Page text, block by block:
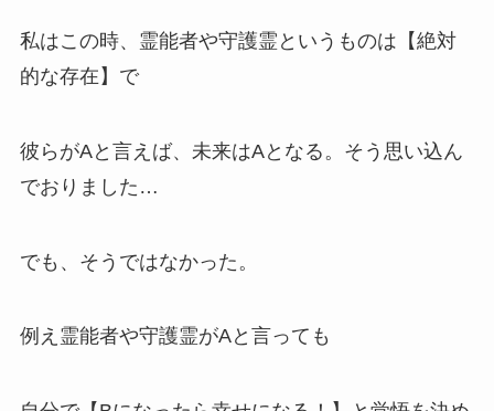
私はこの時、霊能者や守護霊というものは【絶対
的な存在】で
彼らがAと言えば、未来はAとなる。そう思い込ん
でおりました…
でも、そうではなかった。
例え霊能者や守護霊がAと言っても